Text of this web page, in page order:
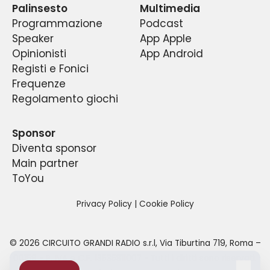
Palinsesto
Programmazione
Speaker
Opinionisti
Registi e Fonici
Frequenze
Regolamento giochi
Multimedia
Podcast
App Apple
App Android
Sponsor
Diventa sponsor
Main partner
ToYou
Privacy Policy| Cookie Policy
© 2026 CIRCUITO GRANDI RADIO s.r.l, Via Tiburtina 719, Roma –
00159- P. IVA e C.F.